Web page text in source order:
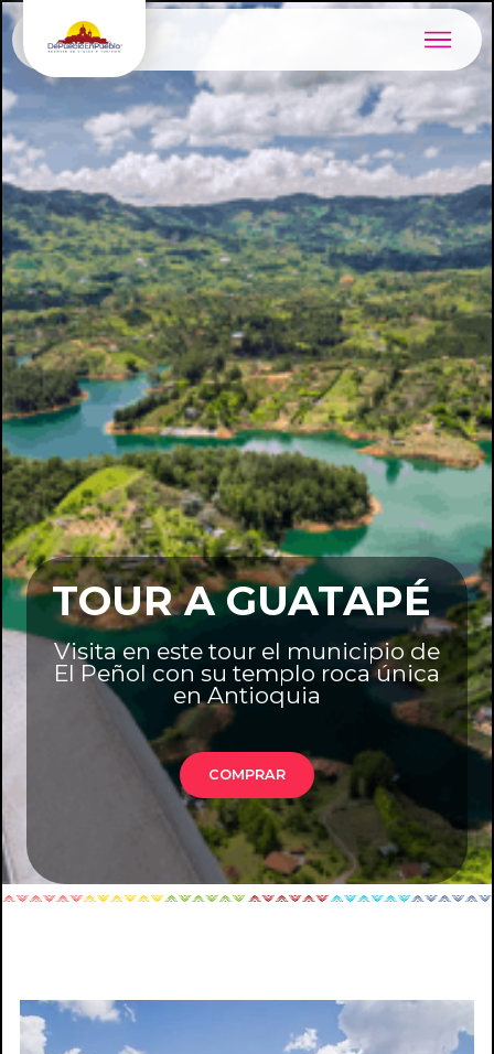
TOUR A GUATAPÉ
Visita en este tour el municipio de
El Peñol con su templo roca única
en Antioquia
COMPRAR